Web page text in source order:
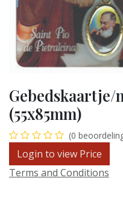
Gebedskaartje/
(55x85mm)
(0
Login to view Price
Terms and Conditions